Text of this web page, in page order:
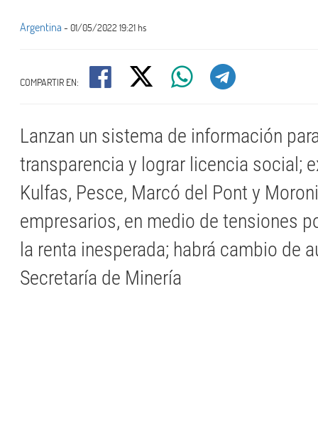
Argentina - 01/05/2022 19:21 hs
COMPARTIR EN:
Lanzan un sistema de información
transparencia y lograr licencia social;
Kulfas, Pesce, Marcó del Pont y
empresarios, en medio de tensiones
la renta inesperada; habrá cambio de
Secretaría de Minería